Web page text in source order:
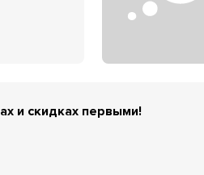
и скидках первыми!